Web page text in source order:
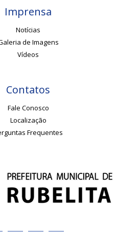
Imprensa
Notícias
de Imagens
Vídeos
Contatos
Fale Conosco
Localização
Frequentes